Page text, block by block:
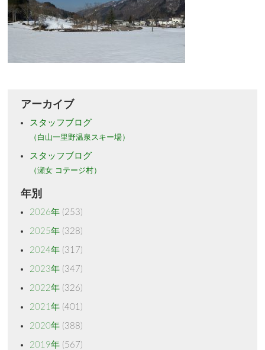
アーカイブ
スタッフブログ
（白山一里野温泉スキー場）
スタッフブログ
（瀬女 コテージ村）
年別
2026年(253)
2025年(328)
2024年(317)
2023年(347)
2022年(326)
2021年(401)
2020年(388)
2019年(567)